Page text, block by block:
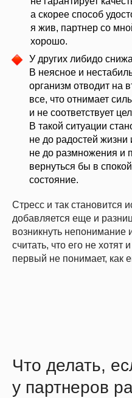
а скорее способ
я жив, партнер со
хорошо.
У других либидо
В неясное и
организм отводит на
все, что отнимает
и не соответствует
В такой ситуации
не до радостей жизни
не до размножения и
вернуться бы в
состояние.
Стресс и так становится
добавляется еще и
возникнуть непонимание
считать, что его не
первый не понимает, как
Что делать,
у партнеров